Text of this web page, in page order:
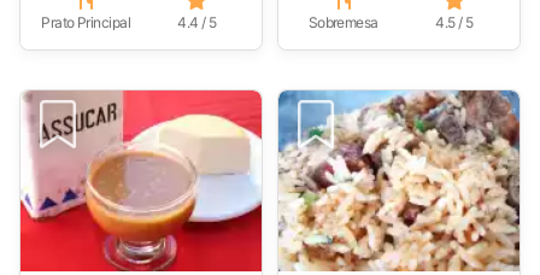
Prato Principal 4.4 / 5 Sobremesa 4.5 / 5